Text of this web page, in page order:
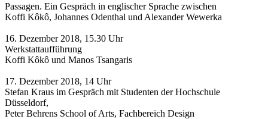
Passagen. Ein Gespräch in englischer Sprache zwischen
Koffi Kôkô, Johannes Odenthal und Alexander Wewerka
16. Dezember 2018, 15.30 Uhr
Werkstattaufführung
Koffi Kôkô und Manos Tsangaris
17. Dezember 2018, 14 Uhr
Stefan Kraus im Gespräch mit Studenten der Hochschule
Düsseldorf,
Peter Behrens School of Arts, Fachbereich Design